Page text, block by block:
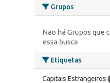
Grupos
Não há Grupos que
essa busca
Etiquetas
Capitais Estrangeiros